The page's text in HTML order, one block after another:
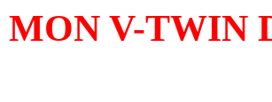
MON V-TWIN